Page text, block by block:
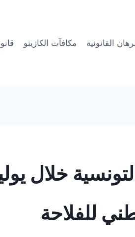
القانونية مكافآت الكازينو
خلال